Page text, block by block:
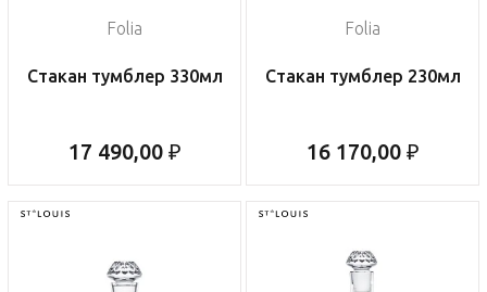
Folia
Стакан тумблер 330мл
17 490,00 ₽
Folia
Стакан тумблер 230мл
16 170,00 ₽